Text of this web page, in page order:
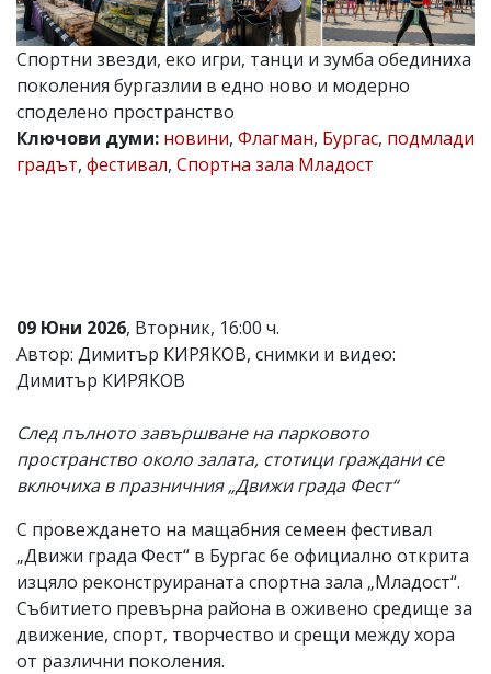
Главен
редактор:
Иван
Колев,
email:
office@flagman.bg
Коментарите
под
не
носи
отговорност
за
Ако
откриете
обиден
за
коментар,
моля
сигнализирайте
ни!
Спортни звезди, еко игри, танци и зумба обединиха
поколения бургазлии в едно ново и модерно
споделено пространство
Ключови думи: новини, Флагман, Бургас, подмлади
градът, фестивал, Спортна зала Младост
09 Юни 2026, Вторник, 16:00 ч.
Автор: Димитър КИРЯКОВ, снимки и видео:
Димитър КИРЯКОВ
След пълното завършване на парковото
пространство около залата, стотици граждани се
включиха в празничния „Движи града Фест“
С провеждането на мащабния семеен фестивал
„Движи града Фест“ в Бургас бе официално открита
изцяло реконструираната спортна зала „Младост“.
Събитието превърна района в оживено средище за
движение, спорт, творчество и срещи между хора
от различни поколения.